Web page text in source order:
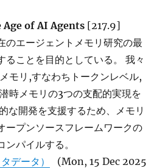
of AI Agents [217.9]
のエージェントメモリ研究の最
ることを目的としている。 我々
モリ,すなわちトークンレベル,
時メモリの3つの支配的実現を
な開発を支援するため、メモリ
ープンソースフレームワークの
パイルする。
データ）
(Mon, 15 Dec 2025